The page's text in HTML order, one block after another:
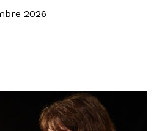
2026